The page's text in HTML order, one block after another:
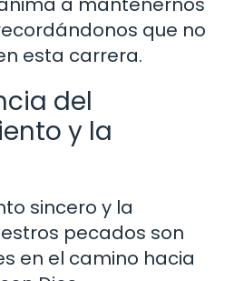
que no
esta carrera.
del
y la
sincero y la
pecados son
en el camino hacia